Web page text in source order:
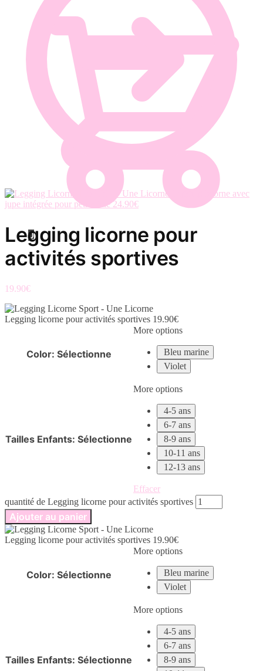
0
Legging licorne avec
jupe intégrée pour petite fille 24.90€
Legging licorne pour
activités sportives
19.90€
Legging licorne pour activités sportives 19.90€
Color: Sélectionne
More options
Bleu marine
Violet
Tailles Enfants: Sélectionne
More options
4-5 ans
6-7 ans
8-9 ans
10-11 ans
12-13 ans
Effacer
quantité de Legging licorne pour activités sportives
Ajouter au panier
Legging licorne pour activités sportives 19.90€
Color: Sélectionne
More options
Bleu marine
Violet
Tailles Enfants: Sélectionne
More options
4-5 ans
6-7 ans
8-9 ans